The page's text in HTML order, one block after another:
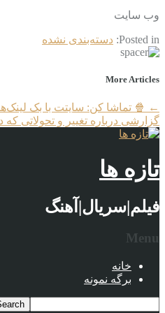
وب‌ سایت
Posted in: دسته‌بندی نشده
More Articles
← 🍿 تماشا کن: سایتت با بک
گزارشی درباره تغییر و تحولاتی
تازه ها
فیلم|سریال|آهنگ
Menu
خانه
برگه نمونه